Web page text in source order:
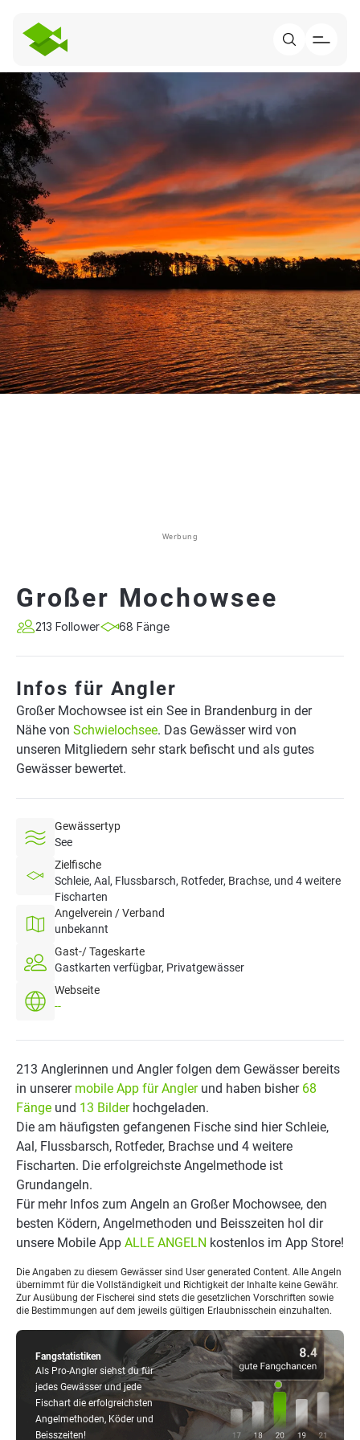
Werbung
Großer Mochowsee
213 Follower 68 Fänge
Infos für Angler
Großer Mochowsee ist ein See in Brandenburg in der
Nähe von Schwielochsee. Das Gewässer wird von
unseren Mitgliedern sehr stark befischt und als gutes
Gewässer bewertet.
Gewässertyp
See
Zielfische
Schleie, Aal, Flussbarsch, Rotfeder, Brachse, und 4 weitere
Fischarten
Angelverein / Verband
unbekannt
Gast-/ Tageskarte
Gastkarten verfügbar, Privatgewässer
Webseite
--
Fangstatistiken
Als Pro-Angler siehst du für
jedes Gewässer und jede
Fischart die erfolgreichsten
Angelmethoden, Köder und
Beisszeiten!
213 Anglerinnen und Angler folgen dem Gewässer bereits
in unserer mobile App für Anglerund haben bisher 68
Fänge und 13 Bilderhochgeladen.
Die am häufigsten gefangenen Fische sind hier Schleie,
Aal, Flussbarsch, Rotfeder, Brachse und 4 weitere
Fischarten. Die erfolgreichste Angelmethode ist
Grundangeln.
Für mehr Infos zum Angeln an Großer Mochowsee, den
besten Ködern, Angelmethoden und Beisszeiten hol dir
unsere Mobile App ALLE ANGELN kostenlos im App Store!
Die Angaben zu diesem Gewässer sind User generated Content. Alle Angeln
übernimmt für die Vollständigkeit und Richtigkeit der Inhalte keine Gewähr.
Zur Ausübung der Fischerei sind stets die gesetzlichen Vorschriften sowie
die Bestimmungen auf dem jeweils gültigen Erlaubnisschein einzuhalten.